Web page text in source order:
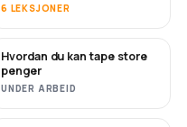
6 LEKSJONER
SNART
Hvordan du kan tape store
penger
UNDER ARBEID